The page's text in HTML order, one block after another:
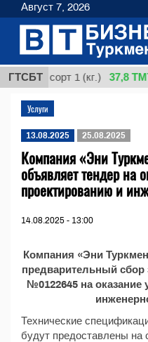
ГТСБТсорт 1 (кг.) 37,8 ТМТ
Услуги
13.08.2025 25.08.2025
Компания «Эни
объявляет тендер на
проектированию и
14.08.2025 - 13:00
Компания «Эни
предварительный сбор
№0122645 на оказание
Технические
будут предоставлены на
Август 7, 2026